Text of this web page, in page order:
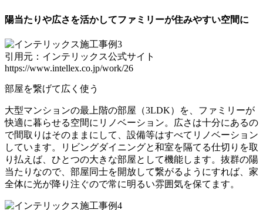
陽当たりや広さを活かしてファミリーが住みやすい空間に
引用元：インテリックス公式サイト
https://www.intellex.co.jp/work/26
部屋を繋げて広く使う
大型マンションの最上階の部屋（3LDK）を、ファミリーが
快適に暮らせる空間にリノベーション。広さは十分にあるの
で間取りはそのままにして、設備等はすべてリノベーション
しています。リビングダイニングと和室を隔てる仕切りを取
り払えば、ひとつの大きな部屋として機能します。抜群の陽
当たりなので、部屋同士を開放して繋がるようにすれば、家
全体に光が降り注ぐので常に明るい雰囲気を保てます。